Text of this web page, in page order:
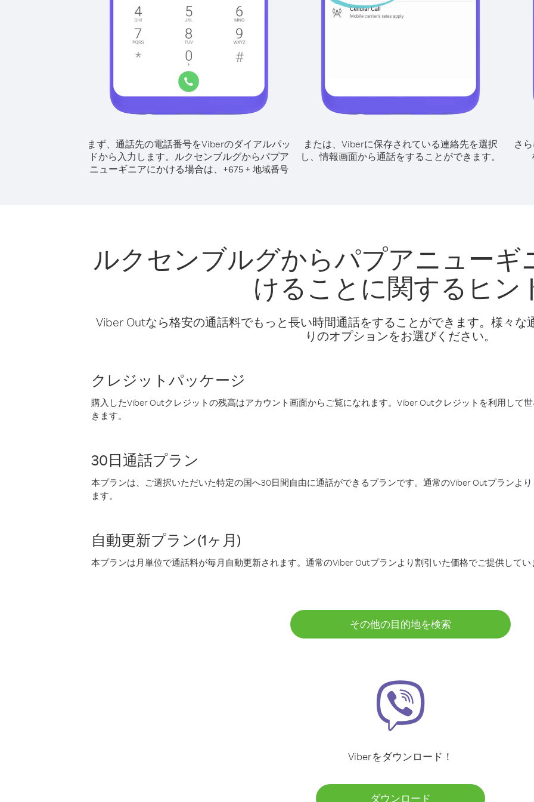
まず、通話先の電話番号をViberのダイアルパッ
ドから入力します。 ルクセンブルグからパプア
ニューギニアにかける場合は、 +675 + 地域番号
または、Viberに保存されている連絡先を選択
し、情報画面から通話をすることができます。
さ
ルクセンブルグからパプアニューギ
けることに関するヒン
Viber Outなら格安の通話料でもっと長い時間通話をすることができます。様々な
りのオプションをお選びください。
クレジットパッケージ
購入したViber Outクレジットの残高はアカウント画面からご覧になれます。Viber Outクレジットを利用して
きます。
30日通話プラン
本プランは、ご選択いただいた特定の国へ30日間自由に通話ができるプランです。通常のViber Outプランよ
ます。
自動更新プラン(1ヶ月)
本プランは月単位で通話料が毎月自動更新されます。通常のViber Outプランより割引いた価格でご提供してい
その他の目的地を検索
Viberをダウンロード！
ダウンロード